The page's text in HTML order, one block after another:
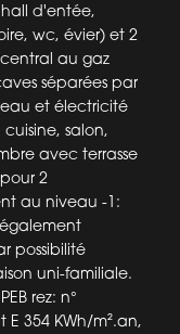
d'entée,
wc, évier) et 2
au gaz
séparées par
et électricité
salon,
avec terrasse
2
au niveau -1:
possibilité
uni-familiale.
rez: n°
E 354 KWh/m².an,